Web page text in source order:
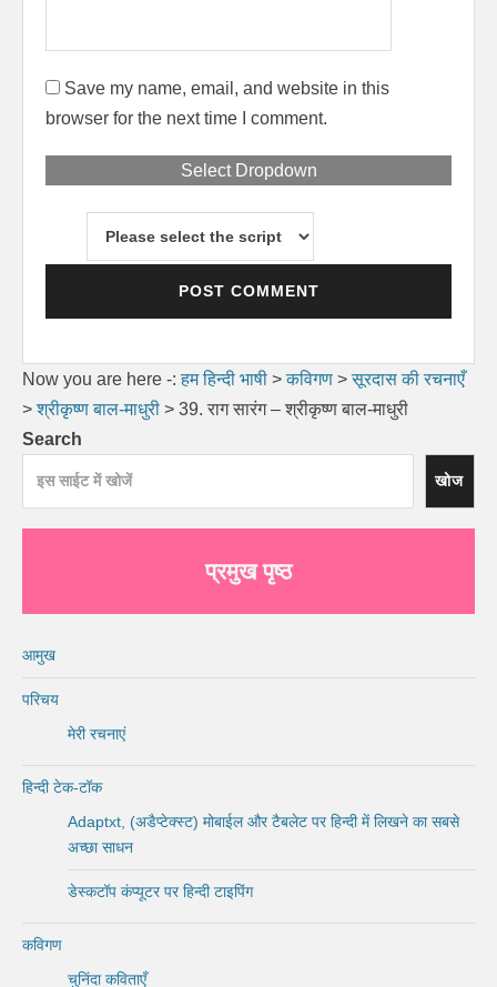
Save my name, email, and website in this
browser for the next time I comment.
Select Dropdown
Now you are here -: हम हिन्दी भाषी >कविगण >सूरदास की रचनाएँ
>श्रीकृष्ण बाल-माधुरी > 39. राग सारंग – श्रीकृष्ण बाल-माधुरी
Search
खोज
प्रमुख पृष्ठ
आमुख
परिचय
मेरी रचनाएं
हिन्दी टेक-टॉक
Adaptxt, (अडैप्टेक्स्ट) मोबाईल और टैबलेट पर हिन्दी में लिखने का सबसे
अच्छा साधन
डेस्कटॉप कंप्यूटर पर हिन्दी टाइपिंग
कविगण
चुनिंदा कविताएँ